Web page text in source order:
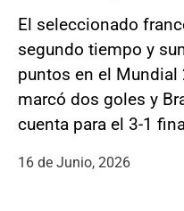
El seleccionado
segundo tiempo y
puntos en el
marcó dos goles y
cuenta para el 3-1
16 de Junio, 2026